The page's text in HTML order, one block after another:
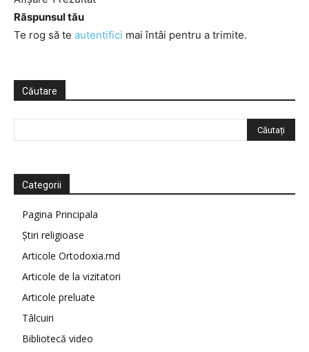
Răspunsul tău
Te rog să te autentifici mai întâi pentru a trimite.
Căutare
Categorii
Pagina Principala
Știri religioase
Articole Ortodoxia.md
Articole de la vizitatori
Articole preluate
Tâlcuiri
Bibliotecă video